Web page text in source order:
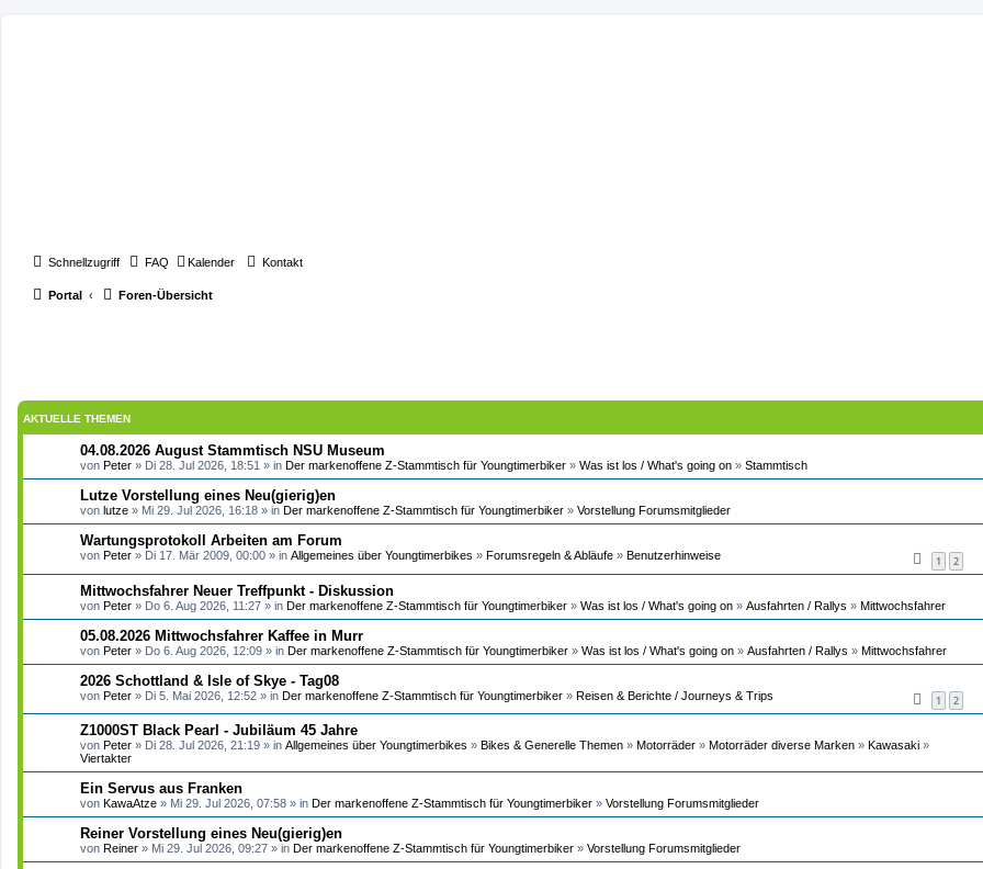
Schnellzugriff FAQ Kalender Kontakt
Portal Foren-Übersicht
AKTUELLE THEMEN
04.08.2026 August Stammtisch NSU Museum
von Peter » Di 28. Jul 2026, 18:51 » in Der markenoffene Z-Stammtisch für Youngtimerbiker » Was ist los / What's going on » Stammtisch
Lutze Vorstellung eines Neu(gierig)en
von lutze » Mi 29. Jul 2026, 16:18 » in Der markenoffene Z-Stammtisch für Youngtimerbiker » Vorstellung Forumsmitglieder
Wartungsprotokoll Arbeiten am Forum
1 2
von Peter » Di 17. Mär 2009, 00:00 » in Allgemeines über Youngtimerbikes » Forumsregeln & Abläufe » Benutzerhinweise
Mittwochsfahrer Neuer Treffpunkt - Diskussion
von Peter » Do 6. Aug 2026, 11:27 » in Der markenoffene Z-Stammtisch für Youngtimerbiker » Was ist los / What's going on » Ausfahrten / Rallys » Mittwochsfahrer
05.08.2026 Mittwochsfahrer Kaffee in Murr
von Peter » Do 6. Aug 2026, 12:09 » in Der markenoffene Z-Stammtisch für Youngtimerbiker » Was ist los / What's going on » Ausfahrten / Rallys » Mittwochsfahrer
2026 Schottland & Isle of Skye - Tag08
1 2
von Peter » Di 5. Mai 2026, 12:52 » in Der markenoffene Z-Stammtisch für Youngtimerbiker » Reisen & Berichte / Journeys & Trips
Z1000ST Black Pearl - Jubiläum 45 Jahre
von Peter » Di 28. Jul 2026, 21:19 » in Allgemeines über Youngtimerbikes » Bikes & Generelle Themen » Motorräder » Motorräder diverse Marken » Kawasaki »
Viertakter
Ein Servus aus Franken
von KawaAtze » Mi 29. Jul 2026, 07:58 » in Der markenoffene Z-Stammtisch für Youngtimerbiker » Vorstellung Forumsmitglieder
Reiner Vorstellung eines Neu(gierig)en
von Reiner » Mi 29. Jul 2026, 09:27 » in Der markenoffene Z-Stammtisch für Youngtimerbiker » Vorstellung Forumsmitglieder